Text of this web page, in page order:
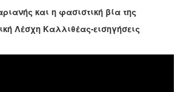
και η φασιστική βία της
Λέσχη Καλλιθέας-εισηγήσεις